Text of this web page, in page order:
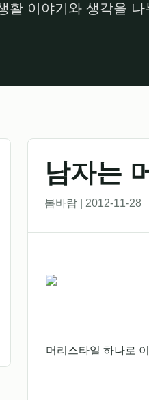
활 이야기와 생각을 나
남자는
봄바람 | 2012-11-28
머리스타일 하나로